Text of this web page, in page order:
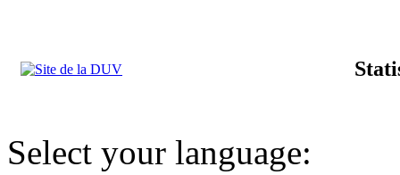
Select your language: